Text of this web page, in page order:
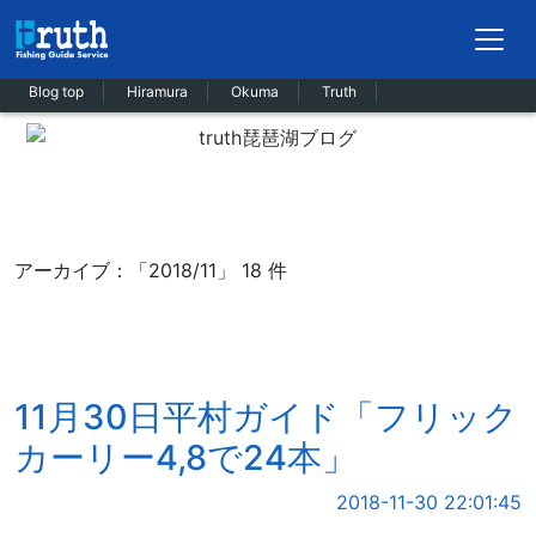
Blog top Hiramura Okuma Truth
アーカイブ：「2018/11」 18 件
11月30日平村ガイド「フリック
カーリー4,8で24本」
2018-11-30 22:01:45